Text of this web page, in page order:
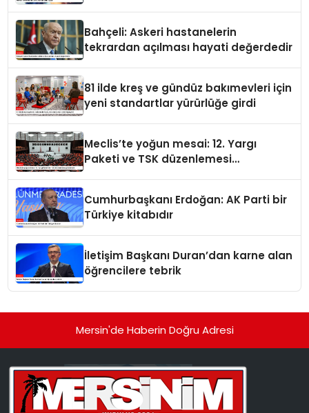
Bahçeli: Askeri hastanelerin
tekrardan açılması hayati değerdedir
81 ilde kreş ve gündüz bakımevleri için
yeni standartlar yürürlüğe girdi
Meclis’te yoğun mesai: 12. Yargı
Paketi ve TSK düzenlemesi
Cumhurbaşkanı Erdoğan: AK Parti bir
Türkiye kitabıdır
İletişim Başkanı Duran’dan karne alan
öğrencilere tebrik
Mersin'de Haberin Doğru Adresi